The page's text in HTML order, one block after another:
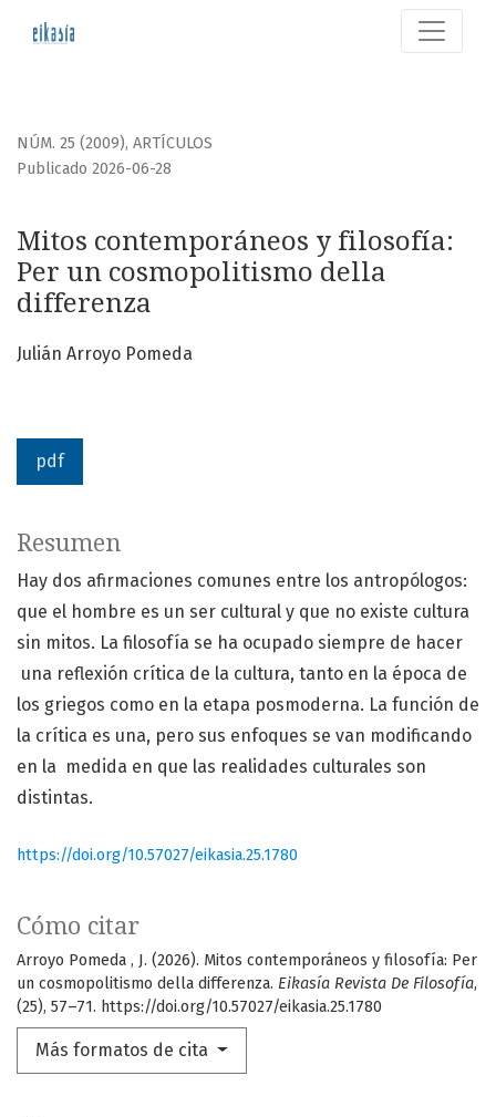
NÚM. 25 (2009), ARTÍCULOS
Mitos contemporáneos y filosofía:
Per un cosmopolitismo della
differenza
Publicado 2026-06-28
Julián Arroyo Pomeda
pdf
Cómo citar
Arroyo Pomeda , J. (2026). Mitos contemporáneos y filosofía: Per
un cosmopolitismo della differenza. Eikasía Revista De Filosofía,
(25), 57–71. https://doi.org/10.57027/eikasia.25.1780
Más formatos de cita
Resumen
Hay dos afirmaciones comunes entre los antropólogos:
que el hombre es un ser cultural y que no existe cultura
sin mitos. La filosofía se ha ocupado siempre de hacer
una reflexión crítica de la cultura, tanto en la época de
los griegos como en la etapa posmoderna. La función de
la crítica es una, pero sus enfoques se van modificando
en la medida en que las realidades culturales son
distintas.
https://doi.org/10.57027/eikasia.25.1780